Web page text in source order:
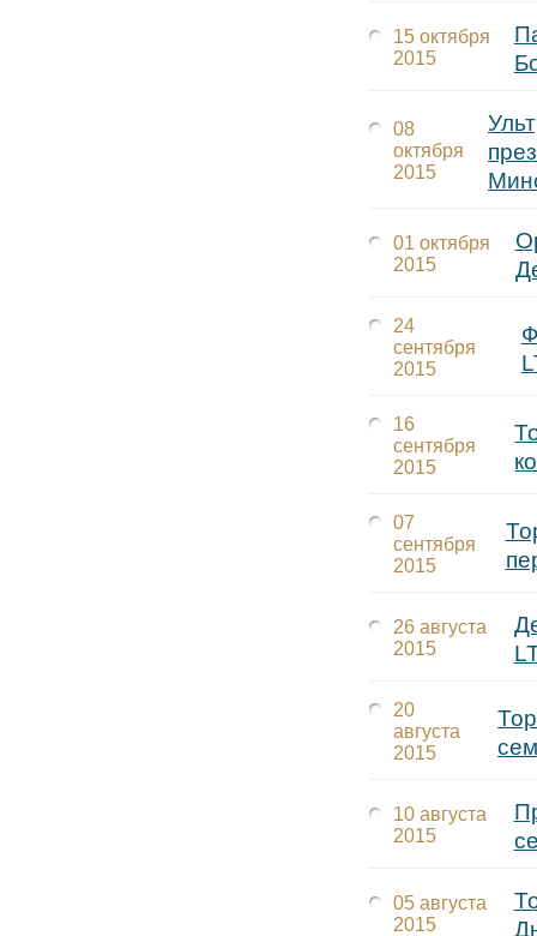
15 октября
2015
08
октября
2015
01 октября
2015
24
сентября
2015
16
сентября
2015
07
сентября
2015
26 августа
2015
20
августа
2015
10 августа
2015
05 августа
2015